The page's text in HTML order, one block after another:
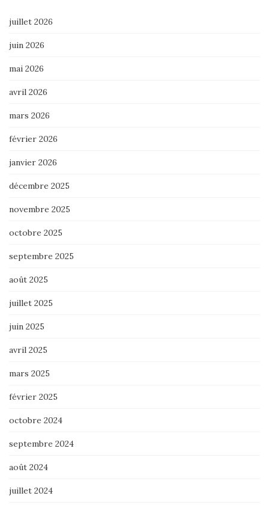
juillet 2026
juin 2026
mai 2026
avril 2026
mars 2026
février 2026
janvier 2026
décembre 2025
novembre 2025
octobre 2025
septembre 2025
août 2025
juillet 2025
juin 2025
avril 2025
mars 2025
février 2025
octobre 2024
septembre 2024
août 2024
juillet 2024